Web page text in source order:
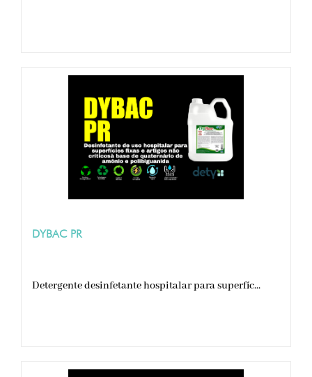
DYBAC PR
Detergente desinfetante hospitalar para superfíc...